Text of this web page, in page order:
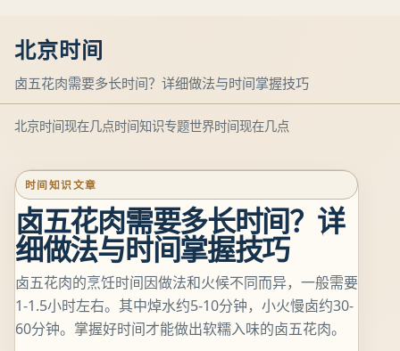
北京时间
卤五花肉需要多长时间？详细做法与时间掌握技巧
北京时间现在几点时间知识专题世界时间现在几点
时间知识文章
卤五花肉需要多长时间？详
细做法与时间掌握技巧
卤五花肉的烹饪时间因做法和火候不同而异，一般需要
1-1.5小时左右。其中焯水约5-10分钟，小火慢卤约30-
60分钟。掌握好时间才能做出软糯入味的卤五花肉。